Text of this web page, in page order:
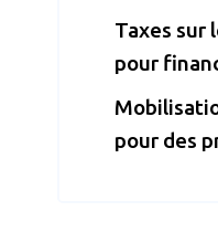
Taxes sur
pour
pour des